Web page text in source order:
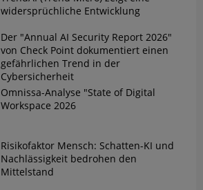
widersprüchliche Entwicklung
Der "Annual AI Security Report 2026"
von Check Point dokumentiert einen
gefährlichen Trend in der
Cybersicherheit
Omnissa-Analyse "State of Digital
Workspace 2026
Risikofaktor Mensch: Schatten-KI und
Nachlässigkeit bedrohen den
Mittelstand